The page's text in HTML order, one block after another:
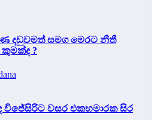
දඩුවමත් සමග මෙරට නීතී
කුමක්ද ?
විජේසිරිට වසර එකහමාරක සිර